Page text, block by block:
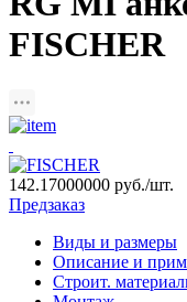
FISCHER
142.17000000 руб./шт.
Предзаказ
Виды и размеры
Описание и
Строит.